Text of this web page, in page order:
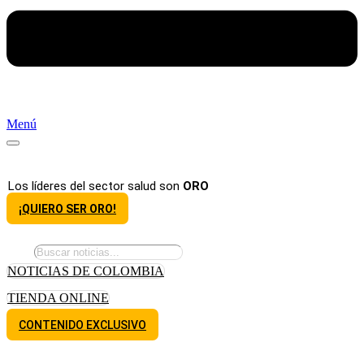
Menú
Los líderes del sector salud son ORO
¡QUIERO SER ORO!
NOTICIAS DE COLOMBIA
TIENDA ONLINE
CONTENIDO EXCLUSIVO